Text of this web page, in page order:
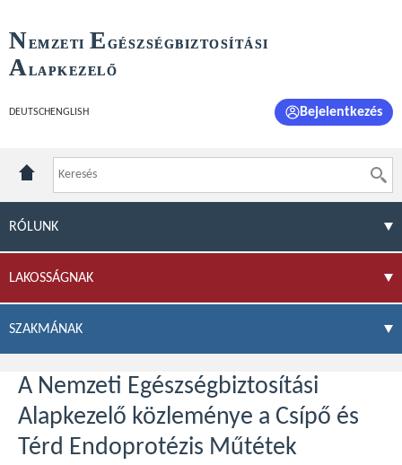
NEMZETI E GÉSZSÉGBIZTOSÍTÁSI
ALAPKEZELŐ
DEUTSCH ENGLISH Bejelentkezés
RÓLUNK
LAKOSSÁGNAK
SZAKMÁNAK
A Nemzeti Egészségbiztosítási
Alapkezelő közleménye a Csípő és
Térd Endoprotézis Műtétek